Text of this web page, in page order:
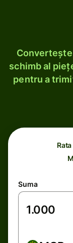
Convertește
schimb al
pentru a
Suma